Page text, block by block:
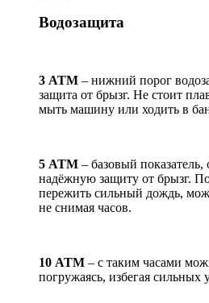
Водозащита
3 АТМ – нижний порог
защита от брызг. Не стоит
мыть машину или ходить в
5 АТМ – базовый
надёжную защиту от брызг.
пережить сильный дождь,
не снимая часов.
10 АТМ – с таким часами
погружаясь, избегая сильных